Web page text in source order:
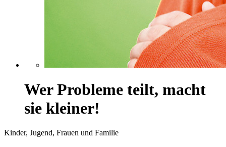
Wer Probleme teilt, macht
sie kleiner!
Kinder, Jugend, Frauen und Familie